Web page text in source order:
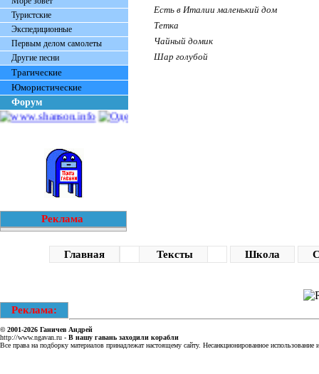
Туристские
Экспедиционные
Первым делом самолеты
Другие песни
Трагические
Юмористические
Форум
Реклама
Есть в Италии маленький дом
Тетка
Чайный домик
Шар голубой
Главная Тексты Школа
Реклама:
© 2001-2026 Ганичев Андрей
http://www.ngavan.ru - В нашу гавань заходили корабли
Все права на подборку материалов принадлежат настоящему сайту. Несанкционированное